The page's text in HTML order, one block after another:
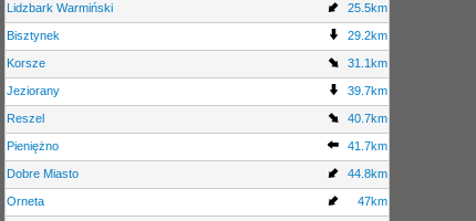
Lidzbark Warmiński 25.5km
Bisztynek 29.2km
Korsze 31.1km
Jeziorany 39.7km
Reszel 40.7km
Pieniężno 41.7km
Dobre Miasto 44.8km
Orneta 47km